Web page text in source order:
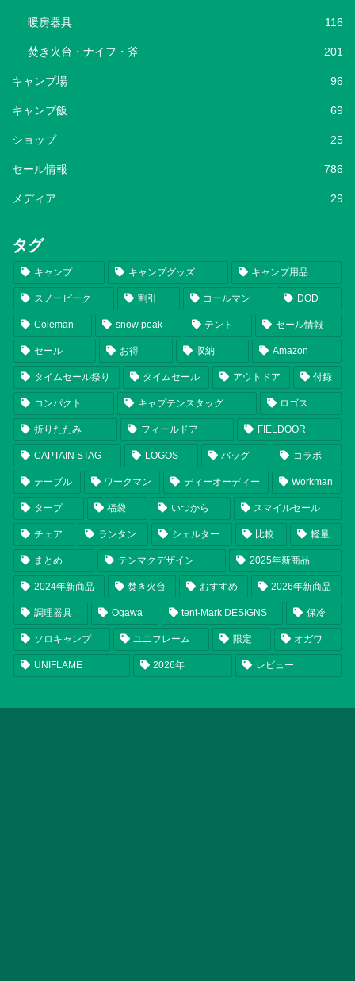
暖房器具 116
焚き火台・ナイフ・斧 201
キャンプ場 96
キャンプ飯 69
ショップ 25
セール情報 786
メディア 29
タグ
キャンプ キャンプグッズ キャンプ用品
スノーピーク 割引 コールマン DOD
Coleman snow peak テント セール情報
セール お得 収納 Amazon
タイムセール祭り タイムセール アウトドア 付録
コンパクト キャプテンスタッグ ロゴス
折りたたみ フィールドア FIELDOOR
CAPTAIN STAG LOGOS バッグ コラボ
テーブル ワークマン ディーオーディー Workman
タープ 福袋 いつから スマイルセール
チェア ランタン シェルター 比較 軽量
まとめ テンマクデザイン 2025年新商品
2024年新商品 焚き火台 おすすめ 2026年新商品
調理器具 Ogawa tent-Mark DESIGNS 保冷
ソロキャンプ ユニフレーム 限定 オガワ
UNIFLAME 2026年 レビュー